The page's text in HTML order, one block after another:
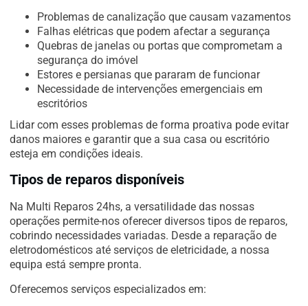
Problemas de canalização que causam vazamentos
Falhas elétricas que podem afectar a segurança
Quebras de janelas ou portas que comprometam a
segurança do imóvel
Estores e persianas que pararam de funcionar
Necessidade de intervenções emergenciais em
escritórios
Lidar com esses problemas de forma proativa pode evitar
danos maiores e garantir que a sua casa ou escritório
esteja em condições ideais.
Tipos de reparos disponíveis
Na Multi Reparos 24hs, a versatilidade das nossas
operações permite-nos oferecer diversos tipos de reparos,
cobrindo necessidades variadas. Desde a reparação de
eletrodomésticos até serviços de eletricidade, a nossa
equipa está sempre pronta.
Oferecemos serviços especializados em: